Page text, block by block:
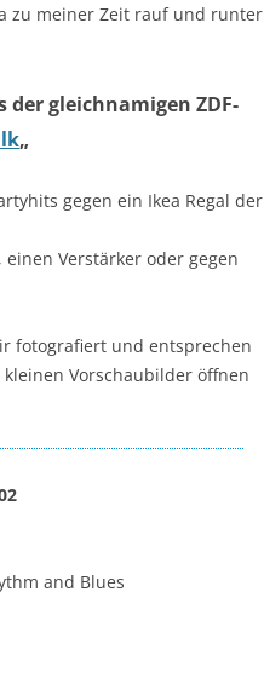
zu meiner Zeit rauf und runter
der gleichnamigen ZDF-
„
gegen ein Ikea Regal der
Verstärker oder gegen
fotografiert und entsprechen
Vorschaubilder öffnen
and Blues